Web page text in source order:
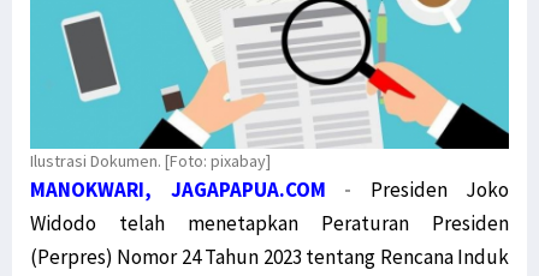
Ilustrasi Dokumen. [Foto: pixabay]
MANOKWARI, JAGAPAPUA.COM - Presiden Joko
Widodo telah menetapkan Peraturan Presiden
(Perpres) Nomor 24 Tahun 2023 tentang Rencana Induk